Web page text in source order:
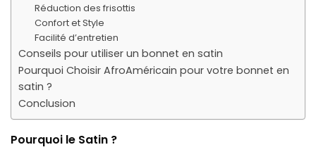
Réduction des frisottis
Confort et Style
Facilité d’entretien
Conseils pour utiliser un bonnet en satin
Pourquoi Choisir AfroAméricain pour votre bonnet en
satin ?
Conclusion
Pourquoi le Satin ?